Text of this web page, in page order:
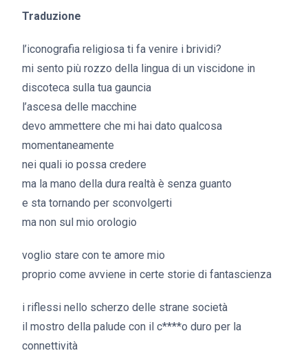
Traduzione
l’iconografia religiosa ti fa venire i brividi?
mi sento più rozzo della lingua di un viscidone in
discoteca sulla tua gauncia
l’ascesa delle macchine
devo ammettere che mi hai dato qualcosa
momentaneamente
nei quali io possa credere
ma la mano della dura realtà è senza guanto
e sta tornando per sconvolgerti
ma non sul mio orologio
voglio stare con te amore mio
proprio come avviene in certe storie di fantascienza
i riflessi nello scherzo delle strane società
il mostro della palude con il c****o duro per la
connettività